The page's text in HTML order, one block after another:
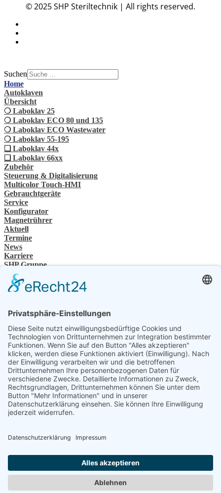
© 2025 SHP Steriltechnik | All rights reserved.
Suchen
Home
Autoklaven
Übersicht
❍ Laboklav 25
❍ Laboklav ECO 80 und 135
❍ Laboklav ECO Wastewater
❍ Laboklav 55-195
❏ Laboklav 44x
❏ Laboklav 66xx
Zubehör
Steuerung & Digitalisierung
Multicolor Touch-HMI
Gebrauchtgeräte
Service
Konfigurator
Magnetrührer
Aktuell
Termine
News
Karriere
SHP Gruppe
Unternehmensgruppe
Ansprechpartner
Kontakt
SHP Fachwissen
SHP FAQ´s
SHP Downloads
Konfigurator
Sprache auswählen
DE
EN
PL